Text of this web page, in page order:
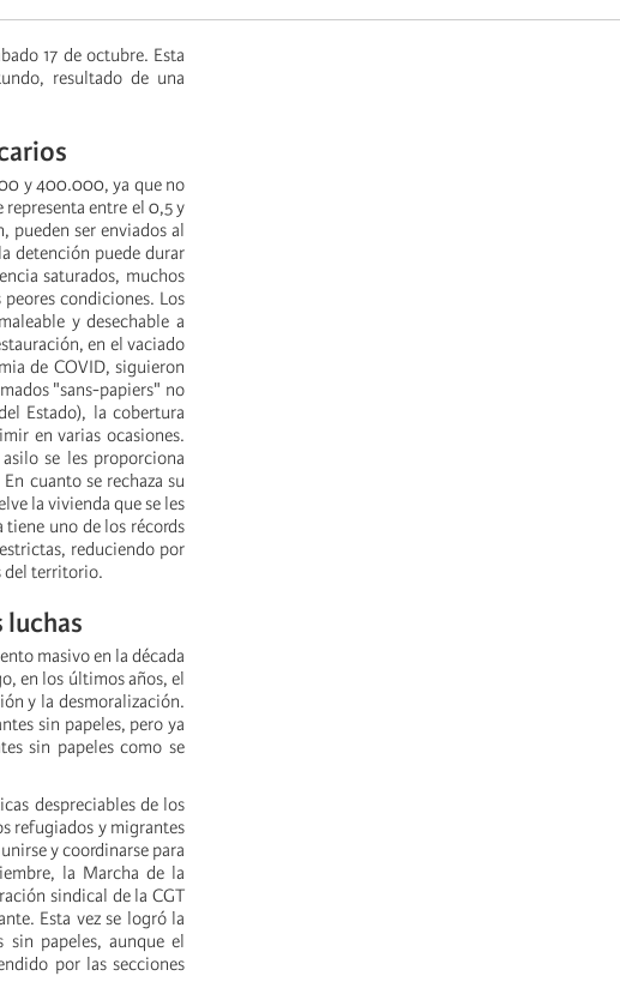
17 de octubre. Esta
resultado de una
y 400.000, ya que no
entre el 0,5 y
pueden ser enviados al
detención puede durar
saturados, muchos
condiciones. Los
y desechable a
en el vaciado
de COVID, siguieron
"sans-papiers" no
Estado), la cobertura
en varias ocasiones.
se les proporciona
cuanto se rechaza su
la vivienda que se les
tiene uno de los récords
reduciendo por
del territorio.
luchas
masivo en la década
en los últimos años, el
y la desmoralización.
sin papeles, pero ya
sin papeles como se
despreciables de los
refugiados y migrantes
y coordinarse para
la Marcha de la
sindical de la CGT
Esta vez se logró la
papeles, aunque el
por las secciones